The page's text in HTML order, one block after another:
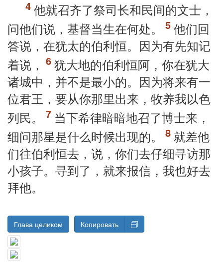
他就召齐了祭司长和民间的文士，
问他们说，基督当生在何处。
他们回
答说，在犹太的伯利恒。因为有先知记
着说，
犹大地的伯利恒阿，你在犹大
诸城中，并不是最小的。因为将来有一
位君王，要从你那里出来，牧养我以色
列民。
当下希律暗暗地召了博士来，
细问那星是什么时候出现的。
就差他
们往伯利恒去，说，你们去仔细寻访那
小孩子。寻到了，就来报信，我也好去
拜他。
Глава целиком Копировать